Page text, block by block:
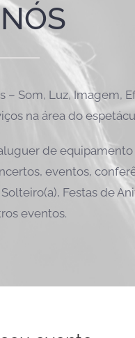
– Som, Luz, Imagem,
na área do
de
eventos,
Festas de
eventos.